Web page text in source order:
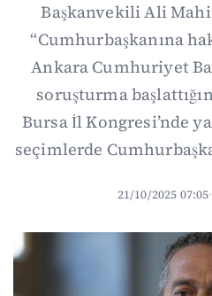
Başkanvekili Ali
“Cumhurbaşkanına
Ankara Cumhuriyet
soruşturma
Bursa İl Kongresi’nde
seçimlerde
21/10/2025 07:05·